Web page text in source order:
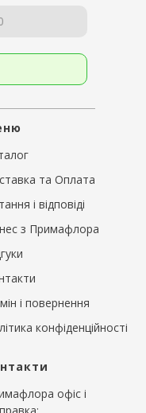
та Оплата
і відповіді
з Примафлора
і повернення
конфіденційності
офіс і